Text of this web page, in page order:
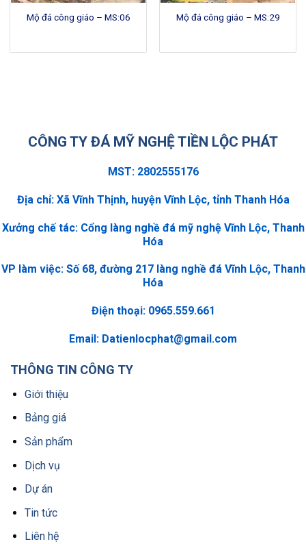
Mộ đá công giáo – MS:06 Mộ đá công giáo – MS:29
CÔNG TY ĐÁ MỸ NGHỆ TIỀN LỘC PHÁT
MST: 2802555176
Địa chỉ: Xã Vĩnh Thịnh, huyện Vĩnh Lộc, tỉnh Thanh Hóa
Xưởng chế tác: Cổng làng nghề đá mỹ nghệ Vĩnh Lộc, Thanh
Hóa
VP làm việc: Số 68, đường 217 làng nghề đá Vĩnh Lộc, Thanh
Hóa
Điện thoại: 0965.559.661
Email: Datienlocphat@gmail.com
THÔNG TIN CÔNG TY
Giới thiệu
Bảng giá
Sản phẩm
Dịch vụ
Dự án
Tin tức
Liên hệ